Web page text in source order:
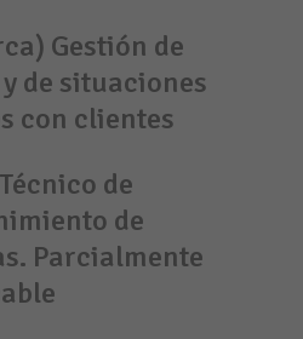
Gestión de
de situaciones
con clientes
de
de
Parcialmente